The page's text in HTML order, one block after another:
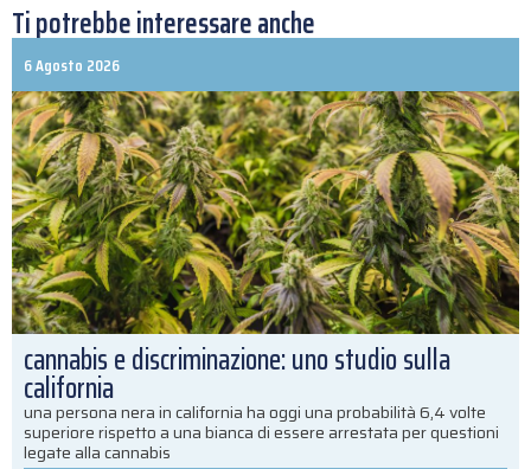
Ti potrebbe interessare anche
6 Agosto 2026
cannabis e discriminazione: uno studio sulla
california
una persona nera in california ha oggi una probabilità 6,4 volte
superiore rispetto a una bianca di essere arrestata per questioni
legate alla cannabis